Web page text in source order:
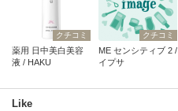
クチコミ
薬用 日中美白美容
液 / HAKU
クチコミ
ME センシティブ 2 /
イプサ
Like